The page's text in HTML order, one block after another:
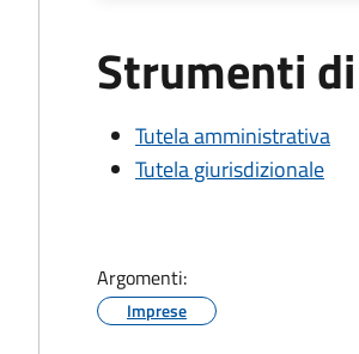
Strumenti
Tutela amministrativa
Tutela giurisdizionale
Argomenti:
Imprese